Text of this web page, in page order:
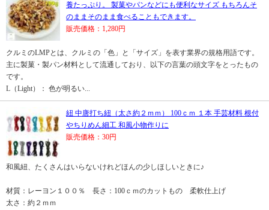
養たっぷり。 製菓やパンなどにも便利なサイズ もちろんそ
のままそのまま食べることもできます。
販売価格：1,280円
クルミのLMPとは、クルミの「色」と「サイズ」を表す業界の規格用語です。
主に製菓・製パン材料として流通しており、以下の言葉の頭文字をとったもの
です。
L（Light）： 色が明るい...
紐 中唐打ち紐（太さ約２ｍｍ） 100ｃｍ １本 手芸材料 根付
やちりめん細工 和風小物作りに
販売価格：30円
和風紐、たくさんはいらないけれどほんの少しほしいときに♪
材質：レーヨン１００％ 長さ：100ｃｍのカットもの 柔軟仕上げ
太さ：約２ｍｍ